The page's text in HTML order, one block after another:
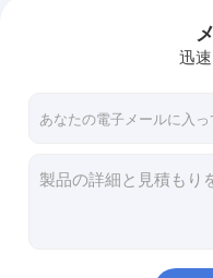
コンベヤー ベルトの
コンベヤー ベルトの
迅